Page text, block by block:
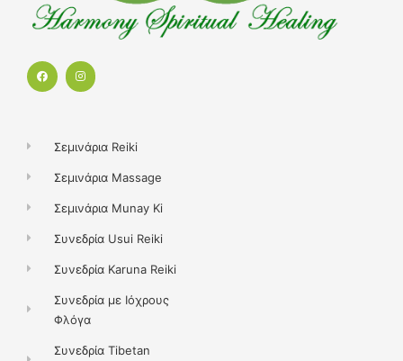
F
a
I
n
m
Σεμινάρια Reiki
Σεμινάρια Massage
Σεμινάρια Munay Ki
Συνεδρία Usui Reiki
Συνεδρία Karuna Reiki
Συνεδρία με Ιόχρους
Φλόγα
Συνεδρία Tibetan